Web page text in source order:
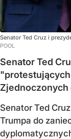
Senator Ted Cruz i
POOL
Senator Ted
Zjednoczonych
Senator Ted
Trumpa do